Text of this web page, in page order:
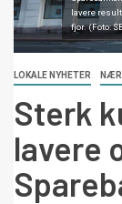
lavere
fjor. (Foto:
LOKALE NYHETER
Sterk
lavere